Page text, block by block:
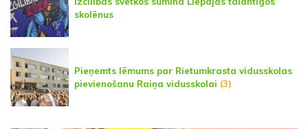
skolēnus
Pieņemts lēmums par Rietumkrasta vidusskolas
pievienošanu Raiņa vidusskolai (3)